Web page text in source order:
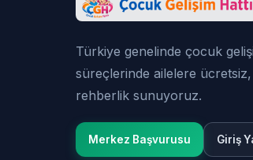
Türkiye genelinde çocuk
süreçlerinde ailelere
rehberlik sunuyoruz.
Merkez Başvurusu Giriş